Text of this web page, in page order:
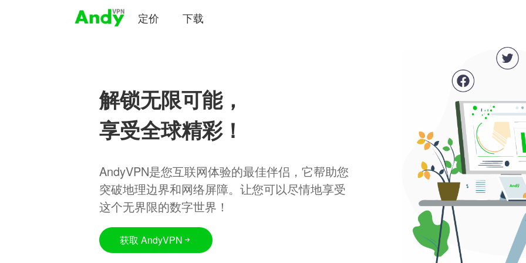
定价 下载
解锁无限可能，
享受全球精彩！
AndyVPN是您互联网体验的最佳伴侣，它帮助您
突破地理边界和网络屏障。让您可以尽情地享受
这个无界限的数字世界！
获取 AndyVPN